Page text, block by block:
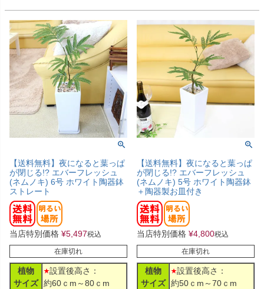
【送料無料】夜になると葉っぱ
が閉じる!? エバーフレッシュ
(ネムノキ) 6号 ホワイト陶器鉢
ストレート
当店特別価格 ¥5,497税込
在庫切れ
植物
サイズ
設置後高さ：
約60ｃm～80ｃm
【送料無料】夜になると葉っぱ
が閉じる!? エバーフレッシュ
(ネムノキ) 5号 ホワイト陶器鉢
＋陶器製お皿付き
当店特別価格 ¥4,800税込
在庫切れ
植物
サイズ
設置後高さ：
約50ｃm～70ｃm